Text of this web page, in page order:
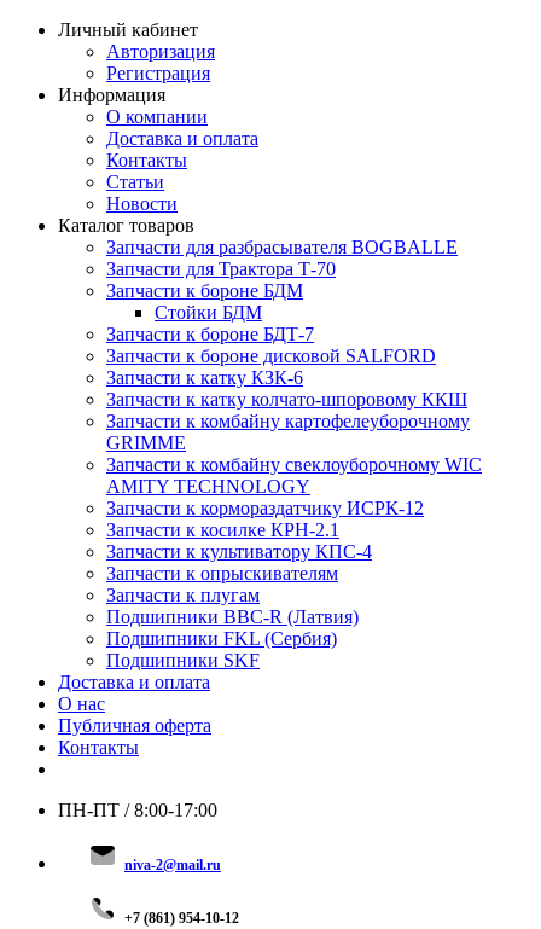
Личный кабинет
Авторизация
Регистрация
Информация
О компании
Доставка и оплата
Контакты
Статьи
Новости
Каталог товаров
Запчасти для разбрасывателя BOGBALLE
Запчасти для Трактора Т-70
Запчасти к бороне БДМ
Стойки БДМ
Запчасти к бороне БДТ-7
Запчасти к бороне дисковой SALFORD
Запчасти к катку КЗК-6
Запчасти к катку колчато-шпоровому ККШ
Запчасти к комбайну картофелеуборочному
GRIMME
Запчасти к комбайну свеклоуборочному WIC
AMITY TECHNOLOGY
Запчасти к кормораздатчику ИСРК-12
Запчасти к косилке КРН-2.1
Запчасти к культиватору КПС-4
Запчасти к опрыскивателям
Запчасти к плугам
Подшипники BBC-R (Латвия)
Подшипники FKL (Сербия)
Подшипники SKF
Доставка и оплата
О нас
Публичная оферта
Контакты
ПН-ПТ / 8:00-17:00
niva-2@mail.ru
+7 (861) 954-10-12